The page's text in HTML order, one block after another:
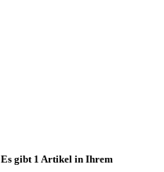
Es gibt 1 Artikel in Ihrem